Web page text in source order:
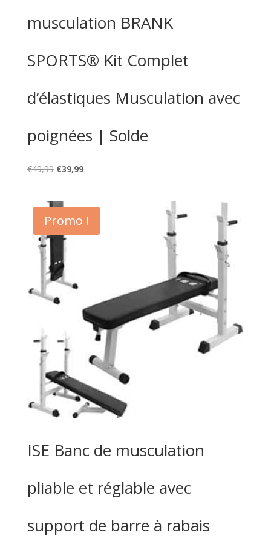
musculation BRANK
SPORTS® Kit Complet
d’élastiques Musculation avec
poignées | Solde
€49,99 Le
était :
€49,99.
€39,99Le
est :
€39,99.
Promo !
ISE Banc de musculation
pliable et réglable avec
support de barre à rabais